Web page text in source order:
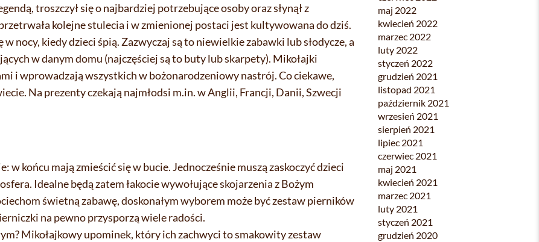
troszczył się o najbardziej potrzebujące osoby oraz słynął z
kolejne stulecia i w zmienionej postaci jest kultywowana do dziś.
nocy, kiedy dzieci śpią. Zazwyczaj są to niewielkie zabawki lub słodycze, a
w danym domu (najczęściej są to buty lub skarpety). Mikołajki
i wprowadzają wszystkich w bożonarodzeniowy nastrój. Co ciekawe,
Na prezenty czekają najmłodsi m.in. w Anglii, Francji, Danii, Szwecji
w końcu mają zmieścić się w bucie. Jednocześnie muszą zaskoczyć dzieci
Idealne będą zatem łakocie wywołujące skojarzenia z Bożym
świetną zabawę, doskonałym wyborem może być zestaw pierników
na pewno przysporzą wiele radości.
Mikołajkowy upominek, który ich zachwyci to smakowity zestaw
maj 2022
kwiecień 2022
marzec 2022
luty 2022
styczeń 2022
grudzień 2021
listopad 2021
październik 2021
wrzesień 2021
sierpień 2021
lipiec 2021
czerwiec 2021
maj 2021
kwiecień 2021
marzec 2021
luty 2021
styczeń 2021
grudzień 2020